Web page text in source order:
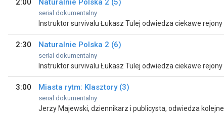
2:00 Naturalnie Polska 2 (5)
serial dokumentalny
2:30 Naturalnie Polska 2 (6)
serial dokumentalny
3:00 Miasta rytm: Klasztory (3)
serial dokumentalny
Jerzy Majewski, dziennikarz i publicysta, odwiedza